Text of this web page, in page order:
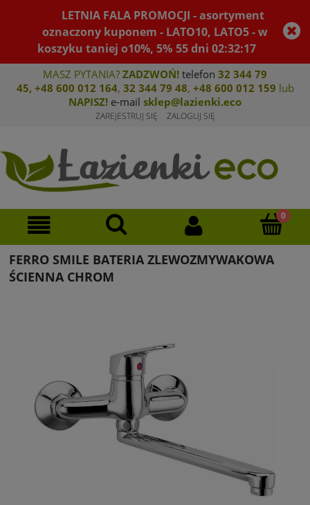
LETNIA FALA PROMOCJI - asortyment
oznaczony kuponem - LATO10, LATO5 - w
koszyku taniej o10%, 5% 55dni02:32:17
MASZ PYTANIA? ZADZWOŃ! telefon 32 344 79
45, +48 600 012 164, 32 344 79 48, +48 600 012 159 lub
NAPISZ! e-mail sklep@lazienki.eco
ZAREJESTRUJ SIĘ ZALOGUJ SIĘ
FERRO SMILE BATERIA ZLEWOZMYWAKOWA
ŚCIENNA CHROM